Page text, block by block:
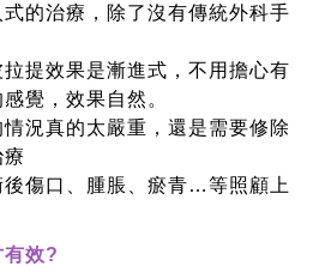
的治療，除了沒有傳統外科手
提效果是漸進式，不用擔心有
覺，效果自然。
況真的太嚴重，還是需要修除
傷口、腫脹、瘀青…等照顧上
有效?